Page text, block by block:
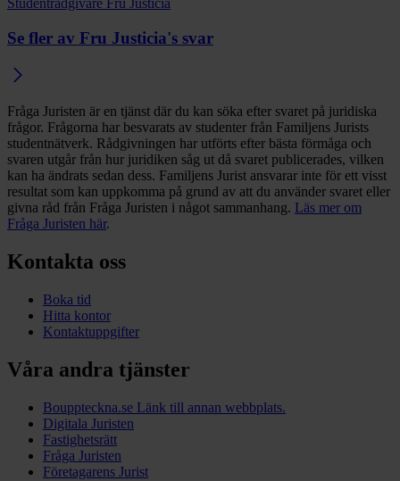
Studentrådgivare Fru Justicia
Se fler av Fru Justicia's svar
Fråga Juristen är en tjänst där du kan söka efter svaret på juridiska
frågor. Frågorna har besvarats av studenter från Familjens Jurists
studentnätverk. Rådgivningen har utförts efter bästa förmåga och
svaren utgår från hur juridiken såg ut då svaret publicerades, vilken
kan ha ändrats sedan dess. Familjens Jurist ansvarar inte för ett visst
resultat som kan uppkomma på grund av att du använder svaret eller
givna råd från Fråga Juristen i något sammanhang. Läs mer om
Fråga Juristen här.
Kontakta oss
Boka tid
Hitta kontor
Kontaktuppgifter
Våra andra tjänster
Bouppteckna.se Länk till annan webbplats.
Digitala Juristen
Fastighetsrätt
Fråga Juristen
Företagarens Jurist